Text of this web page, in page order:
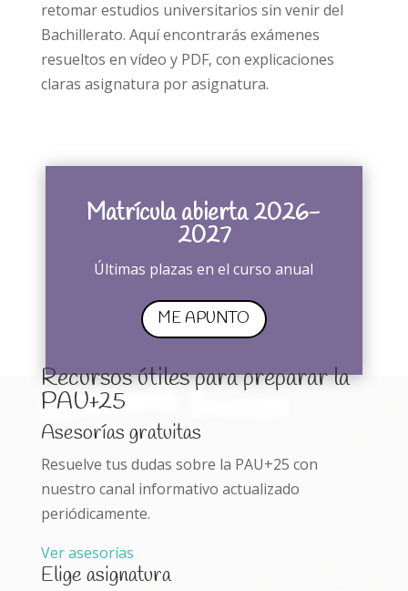
retomar estudios universitarios sin venir del
Bachillerato. Aquí encontrarás exámenes
resueltos en vídeo y PDF, con explicaciones
claras asignatura por asignatura.
Matrícula abierta 2026-
2027
Últimas plazas en el curso anual
ME APUNTO
Recursos útiles para preparar la
PAU+25
Asesorías gratuitas
Resuelve tus dudas sobre la PAU+25 con
nuestro canal informativo actualizado
periódicamente.
Ver asesorías(se abre en una pestaña nueva)
Elige asignatura